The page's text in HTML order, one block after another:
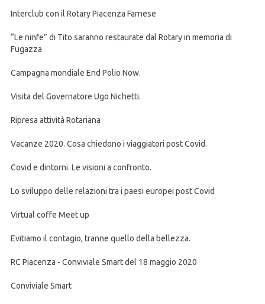
Interclub con il Rotary Piacenza Farnese
“Le ninfe” di Tito saranno restaurate dal Rotary in memoria di
Fugazza
Campagna mondiale End Polio Now.
Visita del Governatore Ugo Nichetti.
Ripresa attività Rotariana
Vacanze 2020. Cosa chiedono i viaggiatori post Covid.
Covid e dintorni. Le visioni a confronto.
Lo sviluppo delle relazioni tra i paesi europei post Covid
Virtual coffe Meet up
Evitiamo il contagio, tranne quello della bellezza.
RC Piacenza - Conviviale Smart del 18 maggio 2020
Conviviale Smart